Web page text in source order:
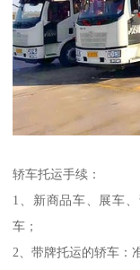
轿车托运手续：
1、新商品车、展车
车；
2、带牌托运的轿车：